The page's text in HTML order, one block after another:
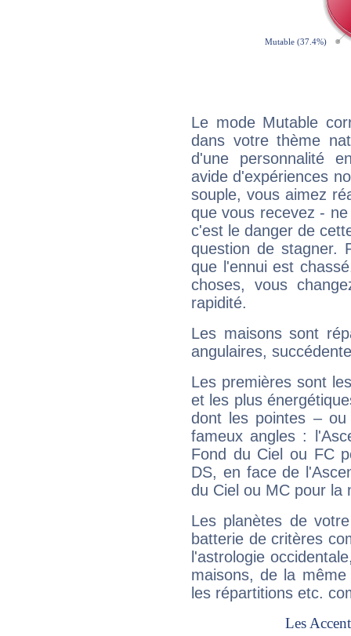
Le mode Mutable
dans votre thème
d'une personnalité
avide d'expériences
souple, vous aimez
que vous recevez -
c'est le danger de
question de stagner.
que l'ennui est
choses, vous
rapidité.
Les maisons sont
angulaires,
Les premières sont
et les plus
dont les pointes –
fameux angles :
Fond du Ciel ou FC
DS, en face de
du Ciel ou MC pour la
Les planètes de
batterie de critères
l'astrologie
maisons, de la
les répartitions etc.